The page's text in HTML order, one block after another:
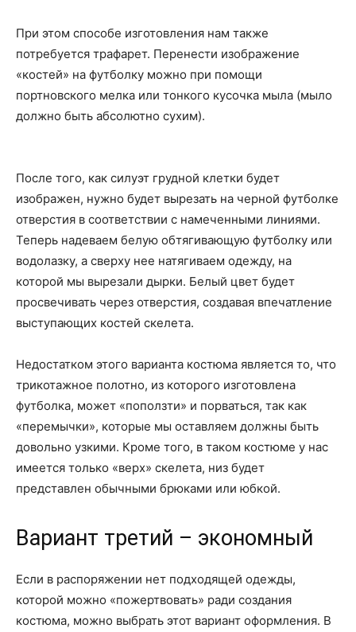
При этом способе изготовления нам также
потребуется трафарет. Перенести изображение
«костей» на футболку можно при помощи
портновского мелка или тонкого кусочка мыла (мыло
должно быть абсолютно сухим).
После того, как силуэт грудной клетки будет
изображен, нужно будет вырезать на черной футболке
отверстия в соответствии с намеченными линиями.
Теперь надеваем белую обтягивающую футболку или
водолазку, а сверху нее натягиваем одежду, на
которой мы вырезали дырки. Белый цвет будет
просвечивать через отверстия, создавая впечатление
выступающих костей скелета.
Недостатком этого варианта костюма является то, что
трикотажное полотно, из которого изготовлена
футболка, может «поползти» и порваться, так как
«перемычки», которые мы оставляем должны быть
довольно узкими. Кроме того, в таком костюме у нас
имеется только «верх» скелета, низ будет
представлен обычными брюками или юбкой.
Вариант третий – экономный
Если в распоряжении нет подходящей одежды,
которой можно «пожертвовать» ради создания
костюма, можно выбрать этот вариант оформления. В